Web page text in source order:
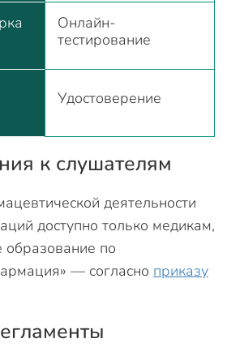
Онлайн-
тестирование
Удостоверение
к слушателям
деятельности
доступно только медикам,
по
— согласно приказу